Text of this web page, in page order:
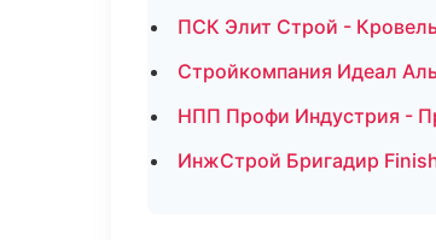
ПСК Элит Строй -
Стройкомпания Идеал
НПП Профи Индустрия -
ИнжСтрой Бригадир